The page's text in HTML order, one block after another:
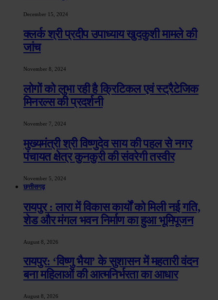
December 15, 2024
क्लर्क श्री प्रदीप उपाध्याय खुदकुशी मामले की
जांच
November 8, 2024
लोगों को लुभा रही है क्रिटिकल एवं स्ट्रैटेजिक
मिनरल्स की प्रदर्शनी
November 7, 2024
मुख्यमंत्री श्री विष्णुदेव साय की पहल से नगर
पंचायत क्षेत्र कुनकुरी की संवरेगी तस्वीर
November 5, 2024
छत्तीसगढ़
रायपुर : लारा में विकास कार्यों को मिली नई गति,
शेड और मंगल भवन निर्माण का हुआ भूमिपूजन
August 8, 2026
रायपुर: ‘विष्णु भैया’ के सुशासन में महतारी वंदन
बना महिलाओं की आत्मनिर्भरता का आधार
August 8, 2026